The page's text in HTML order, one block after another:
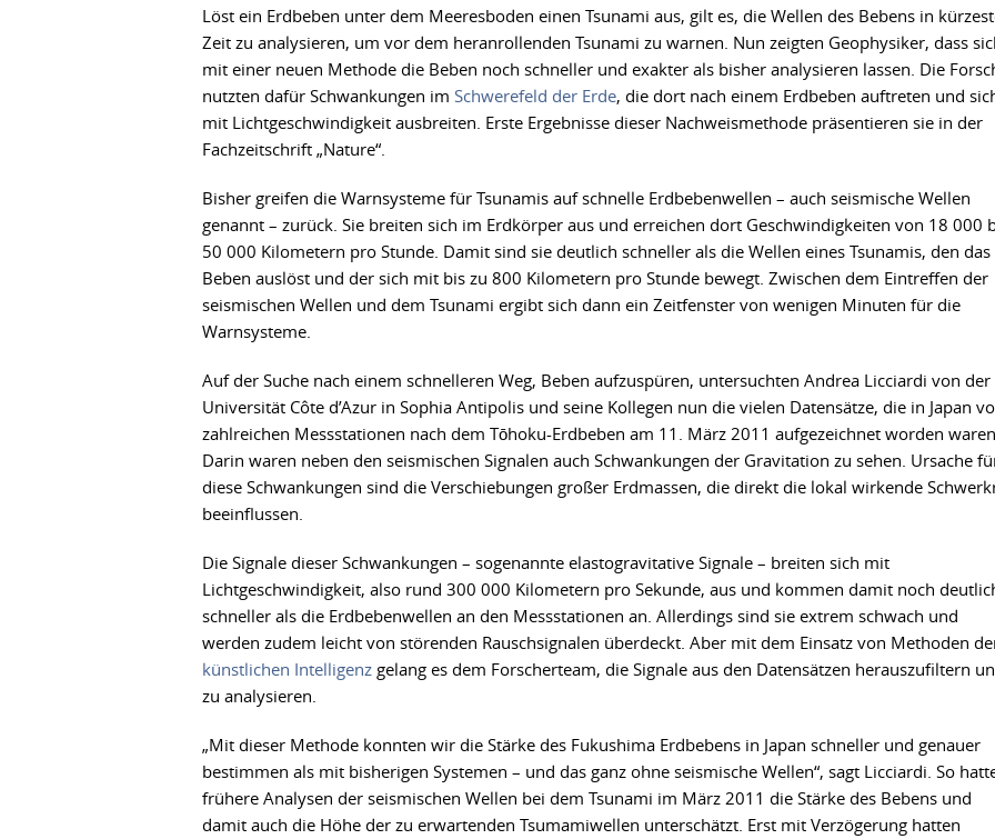
Löst ein Erdbeben unter dem Meeresboden einen Tsunami aus, gilt es, die Wellen des Bebens in
Zeit zu analysieren, um vor dem heranrollenden Tsunami zu warnen. Nun zeigten Geophysiker, dass
mit einer neuen Methode die Beben noch schneller und exakter als bisher analysieren lassen. Die
nutzten dafür Schwankungen im Schwerefeld der Erde, die dort nach einem Erdbeben auftreten und
mit Lichtgeschwindigkeit ausbreiten. Erste Ergebnisse dieser Nachweismethode präsentieren sie in der
Fachzeitschrift „Nature“.
Bisher greifen die Warnsysteme für Tsunamis auf schnelle Erdbebenwellen – auch seismische Wellen
genannt – zurück. Sie breiten sich im Erdkörper aus und erreichen dort Geschwindigkeiten von 18 000
50 000 Kilometern pro Stunde. Damit sind sie deutlich schneller als die Wellen eines Tsunamis, den das
Beben auslöst und der sich mit bis zu 800 Kilometern pro Stunde bewegt. Zwischen dem Eintreffen der
seismischen Wellen und dem Tsunami ergibt sich dann ein Zeitfenster von wenigen Minuten für die
Warnsysteme.
Auf der Suche nach einem schnelleren Weg, Beben aufzuspüren, untersuchten Andrea Licciardi von der
Universität Côte d’Azur in Sophia Antipolis und seine Kollegen nun die vielen Datensätze, die in Japan
zahlreichen Messstationen nach dem Tōhoku-Erdbeben am 11. März 2011 aufgezeichnet worden
Darin waren neben den seismischen Signalen auch Schwankungen der Gravitation zu sehen. Ursache
diese Schwankungen sind die Verschiebungen großer Erdmassen, die direkt die lokal wirkende
beeinflussen.
Die Signale dieser Schwankungen – sogenannte elastogravitative Signale – breiten sich mit
Lichtgeschwindigkeit, also rund 300 000 Kilometern pro Sekunde, aus und kommen damit noch
schneller als die Erdbebenwellen an den Messstationen an. Allerdings sind sie extrem schwach und
werden zudem leicht von störenden Rauschsignalen überdeckt. Aber mit dem Einsatz von Methoden
künstlichen Intelligenz gelang es dem Forscherteam, die Signale aus den Datensätzen herauszufiltern
zu analysieren.
„Mit dieser Methode konnten wir die Stärke des Fukushima Erdbebens in Japan schneller und genauer
bestimmen als mit bisherigen Systemen – und das ganz ohne seismische Wellen“, sagt Licciardi. So
frühere Analysen der seismischen Wellen bei dem Tsunami im März 2011 die Stärke des Bebens und
damit auch die Höhe der zu erwartenden Tsumamiwellen unterschätzt. Erst mit Verzögerung hatten